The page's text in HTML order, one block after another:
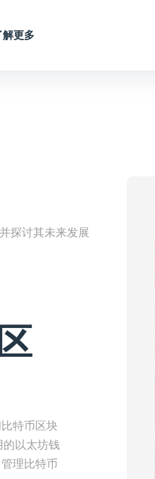
解更多
探讨其未来发展
特币区块
的以太坊钱
理比特币